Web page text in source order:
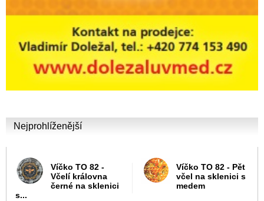
Nejprohlíženější
Víčko TO 82 -
Včelí královna
černé na sklenici
s...
Víčko TO 82 - Pět
včel na sklenici s
medem